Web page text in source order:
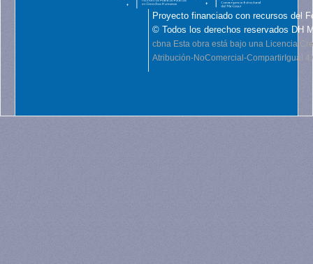
Proyecto financiado con recursos del
© Todos los derechos reservados DH
cbna Esta obra está bajo una Licencia
Atribución-NoComercial-CompartirIgual